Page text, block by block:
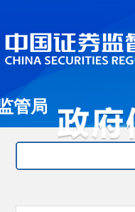
管局